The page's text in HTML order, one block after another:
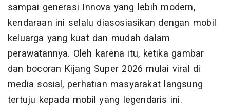
sampai generasi Innova yang lebih modern,
kendaraan ini selalu diasosiasikan dengan mobil
keluarga yang kuat dan mudah dalam
perawatannya. Oleh karena itu, ketika gambar
dan bocoran Kijang Super 2026 mulai viral di
media sosial, perhatian masyarakat langsung
tertuju kepada mobil yang legendaris ini.